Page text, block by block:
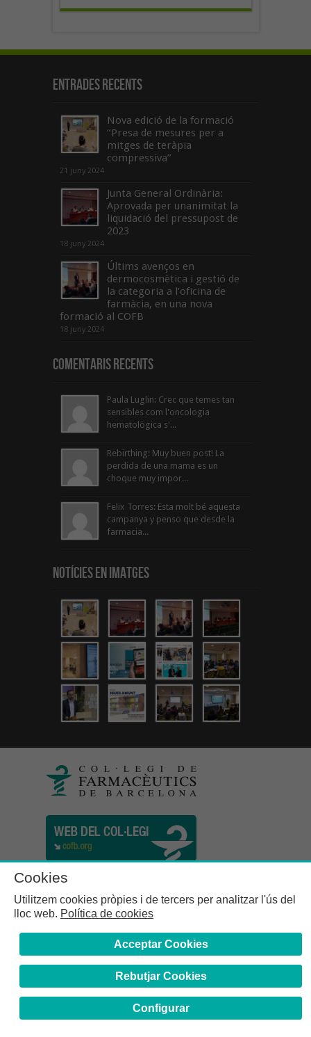
Entrades recents
Nova edició de la formació
“Presa de mesures per a
mitges de teràpia
compressiva”
21 juny 2024
Junta General Ordinària:
Aprovada per unanimitat la
liquidació del pressupost de
2023
18 juny 2024
Últims avenços en
dermocosmètica i gestió de
la categoria a l’oficina de
farmàcia, en una nova
formació al COFB
18 juny 2024
Comentaris Recents
Paula Luglin: Crec que temes tan
sensibles com l'oncologia
hematològica s'...
Rebirthing: Muy buen post! La
perdida de una mama es un
choque muy impor...
Felix Torres: Esta molt bé aquesta
campanya y penso que desde la
farmacia...
Notícies en Imatges
Cookies
Utilitzem cookies pròpies i de tercers per analitzar l'ús del
lloc web. Política de cookies
Acceptar Cookies
Rebutjar Cookies
Configurar